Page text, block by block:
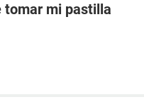
tomar mi pastilla